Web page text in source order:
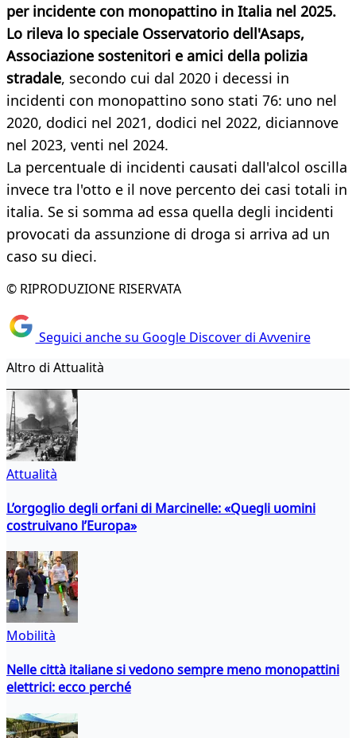
per incidente con monopattino in Italia nel 2025.
Lo rileva lo speciale Osservatorio dell'Asaps,
Associazione sostenitori e amici della polizia
stradale, secondo cui dal 2020 i decessi in
incidenti con monopattino sono stati 76: uno nel
2020, dodici nel 2021, dodici nel 2022, diciannove
nel 2023, venti nel 2024.
La percentuale di incidenti causati dall'alcol oscilla
invece tra l'otto e il nove percento dei casi totali in
italia. Se si somma ad essa quella degli incidenti
provocati da assunzione di droga si arriva ad un
caso su dieci.
© RIPRODUZIONE RISERVATA
Seguici anche su Google Discover di Avvenire
Altro di Attualità
Attualità
L’orgoglio degli orfani di Marcinelle: «Quegli uomini
costruivano l’Europa»
Mobilità
Nelle città italiane si vedono sempre meno monopattini
elettrici: ecco perché